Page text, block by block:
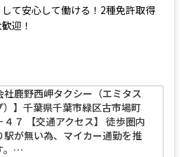
て安心して働ける！2種免許取得
迎！
社鹿野西岬タクシー（エミタス
）】千葉県千葉市緑区古市場町
４７ 【交通アクセス】 徒歩圏内
駅が無い為、マイカー通勤を推
。…